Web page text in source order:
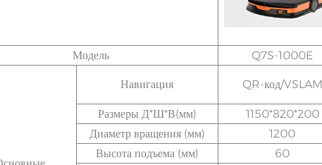
Модель Q7S-1000E
Навигация QR-код/VSLAM
Размеры Д*Ш*В(мм)
1150*820*200
Диаметр вращения (мм)
1200
Высота подъема (мм)
60